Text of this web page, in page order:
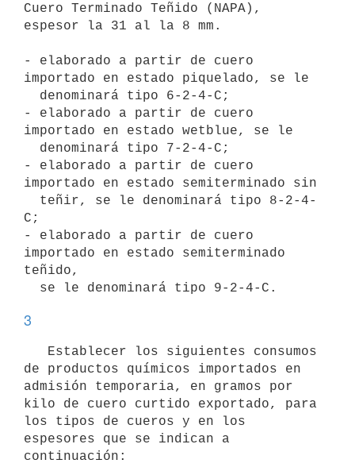
Cuero Terminado Teñido (NAPA),
espesor la 31 al la 8 mm.
- elaborado a partir de cuero
importado en estado piquelado, se le
- elaborado a partir de cuero
importado en estado wetblue, se le
- elaborado a partir de cuero
importado en estado semiterminado sin
C;
- elaborado a partir de cuero
importado en estado semiterminado
teñido,
3
de productos químicos importados en
admisión temporaria, en gramos por
kilo de cuero curtido exportado, para
los tipos de cueros y en los
espesores que se indican a
continuación: